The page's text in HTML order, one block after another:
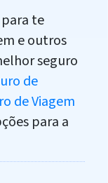
te
e outros
seguro
de
de Viagem
para a